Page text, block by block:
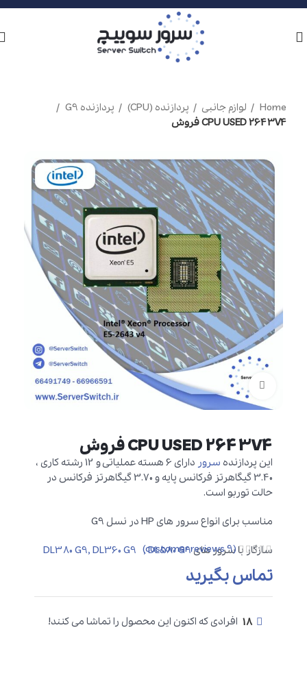
Home لوازم جانبی پردازنده (CPU)
پردازنده G9
CPU USED 2643V4 فروش
برای بزرگنمایی کلیک کنید
CPU USED 2643V4 فروش
این پردازنده سرور
دارای 6 هسته عملیاتی و 12 رشته کاری ،
3.40 گیگاهرتز فرکانس پایه و 3.70 گیگاهرتز فرکانس در
حالت توربو است.
مناسب برای انواع سرور های HP در نسل G9
سازگار با سرور هایDL380 G9, DL360 G9 , DL580 G9 (
9
customer reviews)
تماس بگیرید
18 افرادی که اکنون این محصول را تماشا می کنند!